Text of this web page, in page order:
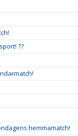
??
hemmamatch!